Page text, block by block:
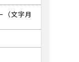
（文字月